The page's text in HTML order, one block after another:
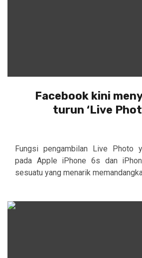
Facebook kini
turun ‘Live
Fungsi pengambilan Live Photo
pada Apple iPhone 6s dan
sesuatu yang menarik